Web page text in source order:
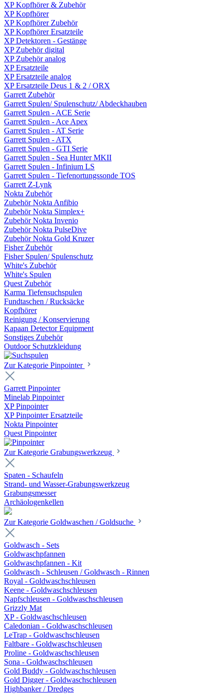
XP Kopfhörer & Zubehör
XP Kopfhörer
XP Kopfhörer Zubehör
XP Kopfhörer Ersatzteile
XP Detektoren - Gestänge
XP Zubehör digital
XP Zubehör analog
XP Ersatzteile
XP Ersatzteile analog
XP Ersatzteile Deus 1 & 2 / ORX
Garrett Zubehör
Garrett Spulen/ Spulenschutz/ Abdeckhauben
Garrett Spulen - ACE Serie
Garrett Spulen - Ace Apex
Garrett Spulen - AT Serie
Garrett Spulen - ATX
Garrett Spulen - GTI Serie
Garrett Spulen - Sea Hunter MKII
Garrett Spulen - Infinium LS
Garrett Spulen - Tiefenortungssonde TOS
Garrett Z-Lynk
Nokta Zubehör
Zubehör Nokta Anfibio
Zubehör Nokta Simplex+
Zubehör Nokta Invenio
Zubehör Nokta PulseDive
Zubehör Nokta Gold Kruzer
Fisher Zubehör
Fisher Spulen/ Spulenschutz
White's Zubehör
White's Spulen
Quest Zubehör
Karma Tiefensuchspulen
Fundtaschen / Rucksäcke
Kopfhörer
Reinigung / Konservierung
Kapaan Detector Equipment
Sonstiges Zubehör
Outdoor Schutzkleidung
Zur Kategorie Pinpointer
Garrett Pinpointer
Minelab Pinpointer
XP Pinpointer
XP Pinpointer Ersatzteile
Nokta Pinpointer
Quest Pinpointer
Zur Kategorie Grabungswerkzeug
Spaten - Schaufeln
Strand- und Wasser-Grabungswerkzeug
Grabungsmesser
Archäologenkellen
Zur Kategorie Goldwaschen / Goldsuche
Goldwasch - Sets
Goldwaschpfannen
Goldwaschpfannen - Kit
Goldwasch - Schleusen / Goldwasch - Rinnen
Royal - Goldwaschschleusen
Keene - Goldwaschschleusen
Napfschleusen - Goldwaschschleusen
Grizzly Mat
XP - Goldwaschschleusen
Caledonian - Goldwaschschleusen
LeTrap - Goldwaschschleusen
Faltbare - Goldwaschschleusen
Proline - Goldwaschschleusen
Sona - Goldwaschschleusen
Gold Buddy - Goldwaschschleusen
Gold Digger - Goldwaschschleusen
Highbanker / Dredges